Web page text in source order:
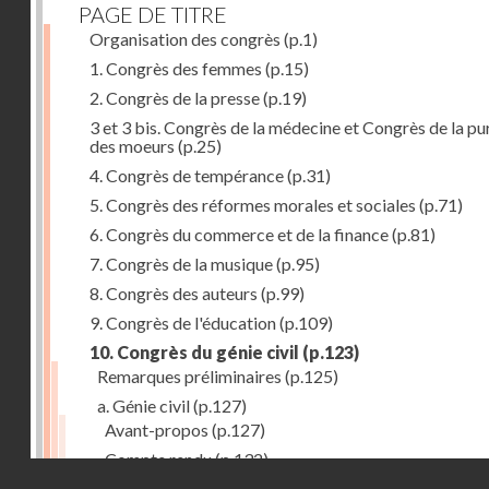
PAGE DE TITRE
Organisation des congrès (p.1)
1. Congrès des femmes (p.15)
2. Congrès de la presse(p.19)
3 et 3 bis. Congrès de la médecine et Congrès de la
des moeurs (p.25)
4. Congrès de tempérance(p.31)
5. Congrès des réformes morales et sociales (p.71)
6. Congrès du commerce et de la finance(p.81)
7. Congrès de la musique(p.95)
8. Congrès des auteurs (p.99)
9. Congrès de l'éducation(p.109)
10. Congrès du génie civil (p.123)
Remarques préliminaires (p.125)
a. Génie civil(p.127)
Avant-propos (p.127)
Compte rendu(p.132)